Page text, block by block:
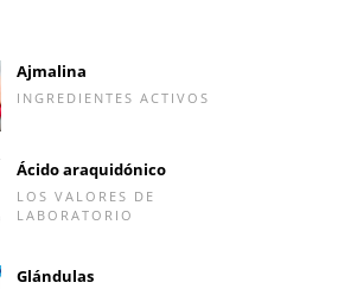
Ajmalina
INGREDIENTES ACTIVOS
Ácido araquidónico
LOS VALORES DE
LABORATORIO
Glándulas